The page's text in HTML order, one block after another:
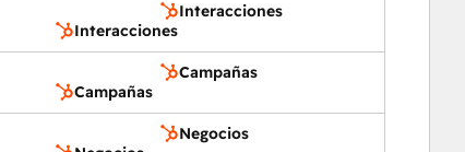
Interacciones
Interacciones
Campañas
Campañas
Negocios